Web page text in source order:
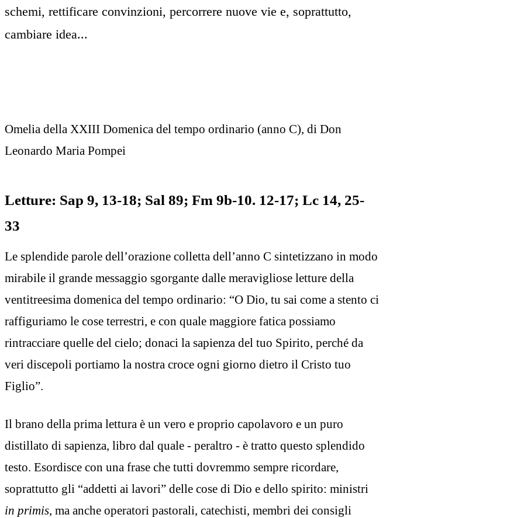
schemi, rettificare convinzioni, percorrere nuove vie e, soprattutto,
cambiare idea...
Omelia della XXIII Domenica del tempo ordinario (anno C), di Don
Leonardo Maria Pompei
Letture: Sap 9, 13-18; Sal 89; Fm 9b-10. 12-17; Lc 14, 25-
33
Le splendide parole dell’orazione colletta dell’anno C sintetizzano in modo
mirabile il grande messaggio sgorgante dalle meravigliose letture della
ventitreesima domenica del tempo ordinario: “O Dio, tu sai come a stento ci
raffiguriamo le cose terrestri, e con quale maggiore fatica possiamo
rintracciare quelle del cielo; donaci la sapienza del tuo Spirito, perché da
veri discepoli portiamo la nostra croce ogni giorno dietro il Cristo tuo
Figlio”.
Il brano della prima lettura è un vero e proprio capolavoro e un puro
distillato di sapienza, libro dal quale - peraltro - è tratto questo splendido
testo. Esordisce con una frase che tutti dovremmo sempre ricordare,
soprattutto gli “addetti ai lavori” delle cose di Dio e dello spirito: ministri
in primis, ma anche operatori pastorali, catechisti, membri dei consigli